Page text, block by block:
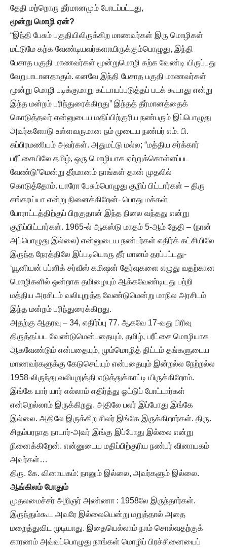
தேதி மற்றொரு தீர்மானமும் போடப்பட்டது,
மூன்று மொழி ஏன்?
“இந்தி பேசும் பகுதியிலிருக்கிற மாணவர்கள் இரு மொழிகள்
மட்டுமே கற்க வேண்டியவர்களாயிருக்கும்பொழுது, இந்தி
பேசாத பகுதி மாணவர்கள் மூன்றுமொழி கற்க வேண்டி யிருப்பது
வேறுபாடானதாகும். எனவே இந்தி பேசாத பகுதி மாணவர்கள்
மூன்று மொழி படிக்குமாறு கட்டாயப்படுத்தப் படக் கூடாது என்று
இந்த மன்றம் பரிந்துரைக்கிறது” இந்தத் தீர்மானத்தைக்
கொடுத்தவர் என்னுடைய மதிப்பிற்குரிய நண்பரும் இப்பொழுது
அவர்களோடு உள்ளவருமான நம் முடைய நண்பர் எம். பி.
சுப்பிரமணியம் அவர்கள். அதுமட்டு மல்ல; “மத்திய சர்க்கார்
பரீட்சையிலே தமிழ், ஒரு மொழியாக ஏற்றுக்கொள்ளப்பட
வேண்டு”மென்று தீர்மானம் நாங்கள் தான் முதலில்
கொடுத்தோம். யாரோ பேசும்பொழுது குறிப் பிட்டார்கள் – திரு
சங்கரய்யா என்று நினைக்கிறேன்- பொது மக்கள்
போராட்டத்திற்குப் பிறகுதான் இந்த நிலை வந்தது என்று
குறிப்பிட்டார்கள். 1965-ல் ஆகஸ்டு மாதம் 5-ஆம் தேதி – (நான்
அப்பொழுது இல்லை) என்னுடைய நண்பர்கள் எதிர்க் கட்சியிலே
இருந்த நேரத்திலே இப்படியொரு தீர் மானம் தரப்பட்டது-
‘யூனியன் பப்ளிக் சர்வீஸ் கமிஷன் தேர்வுகளை எழுது வதற்கான
மொழிகளில் ஒன்றாக தமிழையும் ஆக்கவேண்டியது பற்றி
மத்திய அரசிடம் வலியுறுத்த வேண்டுமென்று மாநில அரசிடம்
இந்த மன்றம் பரிந்துரைக்கிறது.
அதற்கு ஆதரவு – 34, எதிர்ப்பு 77. ஆகவே 17-வது பிரிவு
திருத்தப்பட வேண்டுமென்பதையும், தமிழ், பரீட்சை மொழியாக
ஆகவேண்டும் என்பதையும், மும்மொழித் திட்டம் தங்களுடைய
மாணவர்களுக்கு கேடுசெய்யும் என்பதையும் இன்றல்ல நேற்றல்ல
1958-லிருந்து வலியுறுத்தி எடுத்துக்காட்டி யிருக்கிறோம்.
இங்கே யார் யார் எல்லாம் எதிர்த்து ஓட்டுப் போட்டார்கள்
என்றெல்லாம் இருக்கிறது. அதிலே பலர் இப்போது இங்கே
இல்லை. அதிலே இருக்கிற சிலர் இங்கே இருக்கிறார்கள். திரு.
சிதம்பரநாத நாடார்-அவர் இங்கு இப்போது இல்லை என்று
நினைக்கிறேன். என்னுடைய மதிப்பிற்குரிய நண்பர் வினாயகம்
அவர்கள்…
திரு. கே. வினாயகம்: நானும் இல்லை, அவர்களும் இல்லை.
ஆங்கிலம் போதும்
முதலமைச்சர் அறிஞர் அண்ணா : 1958லே இருந்தார்கள்.
இருந்தும்கூட அவரே இல்லையென்று மறுத்தால் அதை
மறைத்துவிட முடியாது. இதையெல்லாம் நாம் சொல்வதற்குக்
காரணம் அவ்வப்பொழுது நாங்கள் மொழிப் பிரச்சினையைப்